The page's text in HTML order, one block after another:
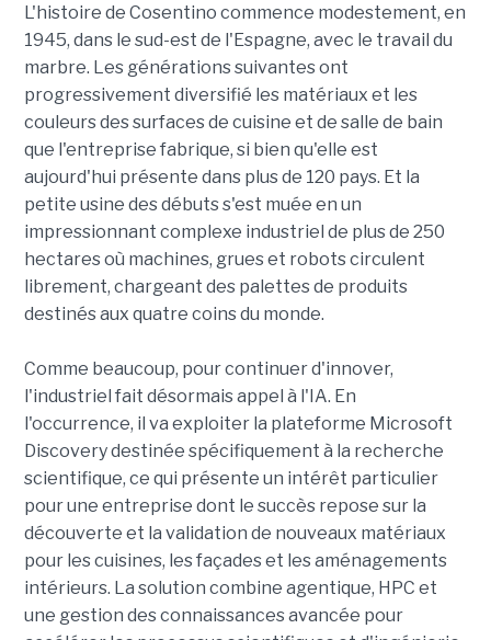
L'histoire de Cosentino commence modestement, en
1945, dans le sud-est de l'Espagne, avec le travail du
marbre. Les générations suivantes ont
progressivement diversifié les matériaux et les
couleurs des surfaces de cuisine et de salle de bain
que l'entreprise fabrique, si bien qu'elle est
aujourd'hui présente dans plus de 120 pays. Et la
petite usine des débuts s'est muée en un
impressionnant complexe industriel de plus de 250
hectares où machines, grues et robots circulent
librement, chargeant des palettes de produits
destinés aux quatre coins du monde.
Comme beaucoup, pour continuer d'innover,
l'industriel fait désormais appel à l'IA. En
l'occurrence, il va exploiter la plateforme Microsoft
Discovery destinée spécifiquement à la recherche
scientifique, ce qui présente un intérêt particulier
pour une entreprise dont le succès repose sur la
découverte et la validation de nouveaux matériaux
pour les cuisines, les façades et les aménagements
intérieurs. La solution combine agentique, HPC et
une gestion des connaissances avancée pour